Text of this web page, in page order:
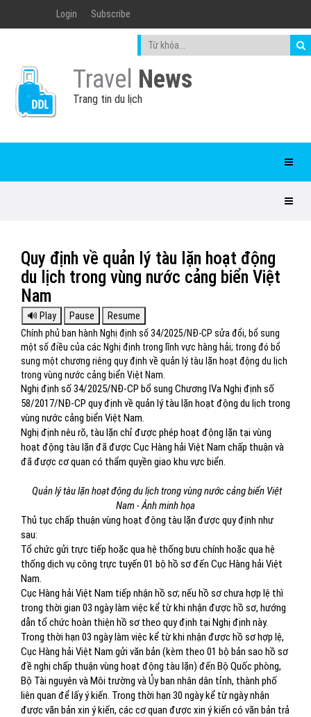
Login Subscribe
Travel News
Trang tin du lịch
Quy định về quản lý tàu lặn hoạt động
du lịch trong vùng nước cảng biển Việt
Nam
Chính phủ ban hành Nghị định số 34/2025/NĐ-CP sửa đổi, bổ sung
một số điều của các Nghị định trong lĩnh vực hàng hải; trong đó bổ
sung một chương riêng quy định về quản lý tàu lặn hoạt động du lịch
trong vùng nước cảng biển Việt Nam.
Nghị định số 34/2025/NĐ-CP bổ sung Chương IVa Nghị định số
58/2017/NĐ-CP quy định về quản lý tàu lặn hoạt động du lịch trong
vùng nước cảng biển Việt Nam.
Nghị định nêu rõ, tàu lặn chỉ được phép hoạt động lặn tại vùng
hoạt động tàu lặn đã được Cục Hàng hải Việt Nam chấp thuận và
đã được cơ quan có thẩm quyền giao khu vực biển.
Quản lý tàu lặn hoạt động du lịch trong vùng nước cảng biển Việt
Nam - Ảnh minh họa
Thủ tục chấp thuận vùng hoạt động tàu lặn được quy định như
sau:
Tổ chức gửi trực tiếp hoặc qua hệ thống bưu chính hoặc qua hệ
thống dịch vụ công trực tuyến 01 bộ hồ sơ đến Cục Hàng hải Việt
Nam.
Cục Hàng hải Việt Nam tiếp nhận hồ sơ; nếu hồ sơ chưa hợp lệ thì
trong thời gian 03 ngày làm việc kể từ khi nhận được hồ sơ, hướng
dẫn tổ chức hoàn thiện hồ sơ theo quy định tại Nghị định này.
Trong thời hạn 03 ngày làm việc kể từ khi nhận được hồ sơ hợp lệ,
Cục Hàng hải Việt Nam gửi văn bản (kèm theo 01 bộ bản sao hồ sơ
đề nghị chấp thuận vùng hoạt động tàu lặn) đến Bộ Quốc phòng,
Bộ Tài nguyên và Môi trường và Ủy ban nhân dân tỉnh, thành phố
liên quan để lấy ý kiến. Trong thời hạn 30 ngày kể từ ngày nhận
được văn bản xin ý kiến, các cơ quan được xin ý kiến có văn bản trả